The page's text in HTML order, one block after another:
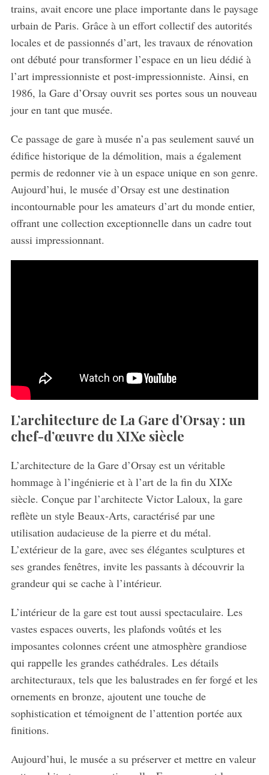
trains, avait encore une place importante dans le paysage
urbain de Paris. Grâce à un effort collectif des autorités
locales et de passionnés d’art, les travaux de rénovation
ont débuté pour transformer l’espace en un lieu dédié à
l’art impressionniste et post-impressionniste. Ainsi, en
1986, la Gare d’Orsay ouvrit ses portes sous un nouveau
jour en tant que musée.
Ce passage de gare à musée n’a pas seulement sauvé un
édifice historique de la démolition, mais a également
permis de redonner vie à un espace unique en son genre.
Aujourd’hui, le musée d’Orsay est une destination
incontournable pour les amateurs d’art du monde entier,
offrant une collection exceptionnelle dans un cadre tout
aussi impressionnant.
L’architecture de La Gare d’Orsay : un
chef-d’œuvre du XIXe siècle
L’architecture de la Gare d’Orsay est un véritable
hommage à l’ingénierie et à l’art de la fin du XIXe
siècle. Conçue par l’architecte Victor Laloux, la gare
reflète un style Beaux-Arts, caractérisé par une
utilisation audacieuse de la pierre et du métal.
L’extérieur de la gare, avec ses élégantes sculptures et
ses grandes fenêtres, invite les passants à découvrir la
grandeur qui se cache à l’intérieur.
L’intérieur de la gare est tout aussi spectaculaire. Les
vastes espaces ouverts, les plafonds voûtés et les
imposantes colonnes créent une atmosphère grandiose
qui rappelle les grandes cathédrales. Les détails
architecturaux, tels que les balustrades en fer forgé et les
ornements en bronze, ajoutent une touche de
sophistication et témoignent de l’attention portée aux
finitions.
Aujourd’hui, le musée a su préserver et mettre en valeur